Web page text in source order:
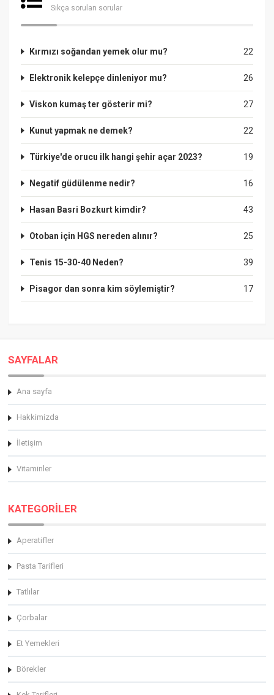
Sıkça sorulan sorular
22
Kırmızı soğandan yemek olur mu?
26
Elektronik kelepçe dinleniyor mu?
27
Viskon kumaş ter gösterir mi?
22
Kunut yapmak ne demek?
19
Türkiye'de orucu ilk hangi şehir açar 2023?
16
Negatif güdülenme nedir?
43
Hasan Basri Bozkurt kimdir?
25
Otoban için HGS nereden alınır?
39
Tenis 15-30-40 Neden?
17
Pisagor dan sonra kim söylemiştir?
SAYFALAR
Ana sayfa
Hakkimizda
İletişim
Vitaminler
KATEGORİLER
Aperatifler
Pasta Tarifleri
Tatlılar
Çorbalar
Et Yemekleri
Börekler